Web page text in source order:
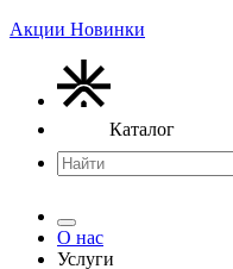
Акции Новинки
Каталог
О нас
Услуги